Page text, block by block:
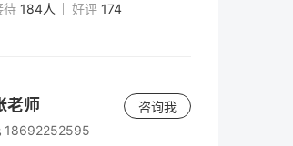
待 184人 好评 174
老师
18692252595
咨询我